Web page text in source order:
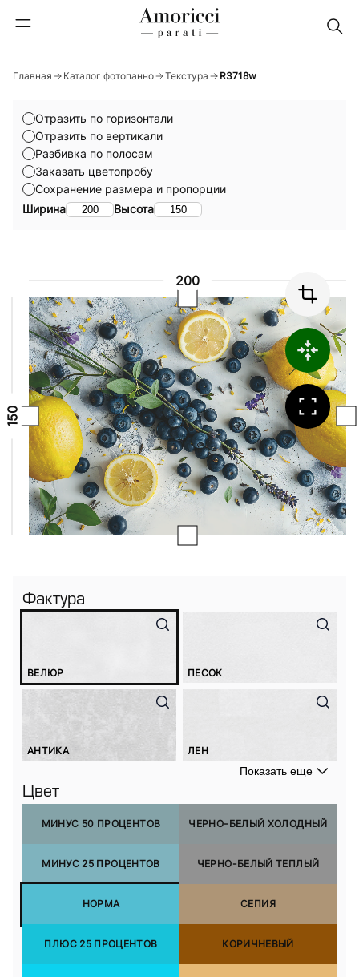
Главная Каталог фотопанно Текстура R3718w
Ширина Высота
Сохранение размера и пропорции
Отразить по горизонтали
Отразить по вертикали
Разбивка по полосам
Заказать цветопробу
Фактура
ВЕЛЮР ПЕСОК
АНТИКА ЛЕН
Показать еще
Цвет
МИНУС 50 ПРОЦЕНТОВ
МИНУС 25 ПРОЦЕНТОВ
НОРМА
ПЛЮС 25 ПРОЦЕНТОВ
ЧЕРНО-БЕЛЫЙ ХОЛОДНЫЙ
ЧЕРНО-БЕЛЫЙ ТЕПЛЫЙ
СЕПИЯ
КОРИЧНЕВЫЙ